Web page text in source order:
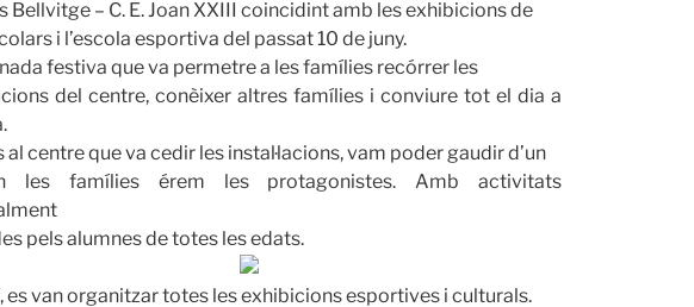
Bellvitge – C. E. Joan XXIII coincidint amb les exhibicions de
i l’escola esportiva del passat 10 de juny.
festiva que va permetre a les famílies recórrer les
del centre, conèixer altres famílies i conviure tot el dia a
al centre que va cedir les instal·lacions, vam poder gaudir d’un
les famílies érem les protagonistes. Amb activitats
pels alumnes de totes les edats.
es van organitzar totes les exhibicions esportives i culturals.